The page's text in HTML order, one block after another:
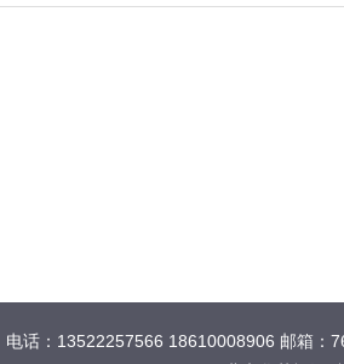
电话：13522257566 18610008906 邮箱：